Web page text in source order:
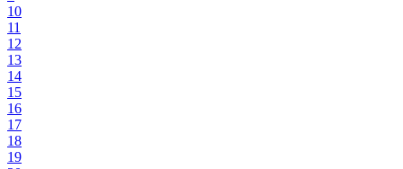
10
11
12
13
14
15
16
17
18
19